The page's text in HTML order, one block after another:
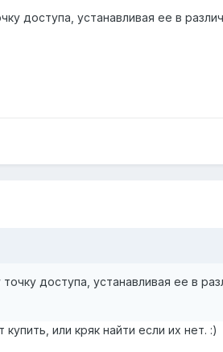
доступа, устанавливая ее в
доступа, устанавливая ее в
или кряк найти если их нет. :)